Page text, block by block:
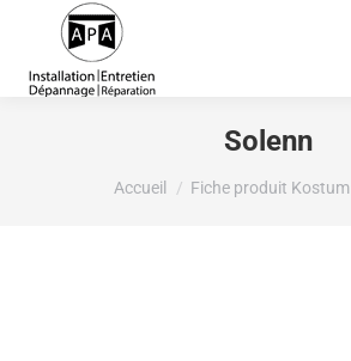
Solenn
Vous êtes ici :
Accueil Fiche produit Kostum